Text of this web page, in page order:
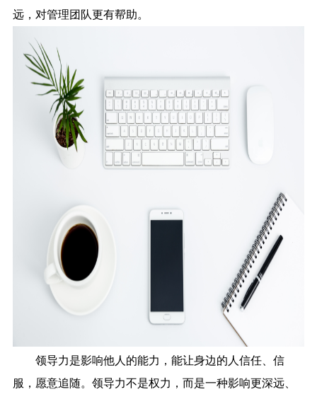
远，对管理团队更有帮助。
领导力是影响他人的能力，能让身边的人信任、信
服，愿意追随。领导力不是权力，而是一种影响更深远、